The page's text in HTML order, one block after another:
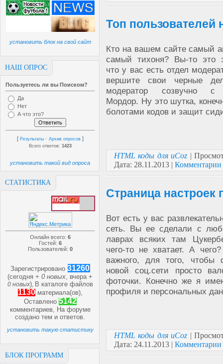
установить блок на свой сайт
НАШ ОПРОС
Пользуетесь ли вы Поиском?
Да
Нет
А что это?
[ Результаты · Архив опросов ]
Всего ответов: 1423
установить такой вид опроса
СТАТИСТИКА
Онлайн всего: 6
Гостей: 6
Пользователей: 0
Зарегистрировано 31260
(сегодня +0 новых, вчера +
0 новых) В каталоге файлов
1130 материала(ов),
Оставлено 5142
комментариев, На форуме
созданотем иответов.
установить такую статистику
БЛОК ПРОГРАММ
Топ пользователей
Кто на вашем сайте самый
самый тихоня? Вы-то это
что у вас есть отдел
вершите свои черные
модератор созвучно с
Мордор. Ну это шутка,
болотами кодов и защит
HTML коды для uCoz |
Дата: 28.11.2013 | Комментарии
Страница настроек
Вот есть у вас
сеть. Вы ее сделали с
лаврах всяких там
чего-то не хватает. А
важного, для того, чтобы
новой соц.сети просто
фоточки. Конечно же я
профиля и персональных
HTML коды для uCoz |
Дата: 24.11.2013 | Комментарии